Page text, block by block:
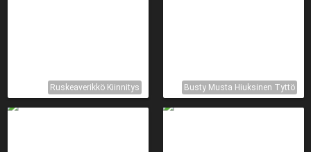
Ruskeaverikkö Kiinnitys Busty Musta Hiuksinen Tyttö